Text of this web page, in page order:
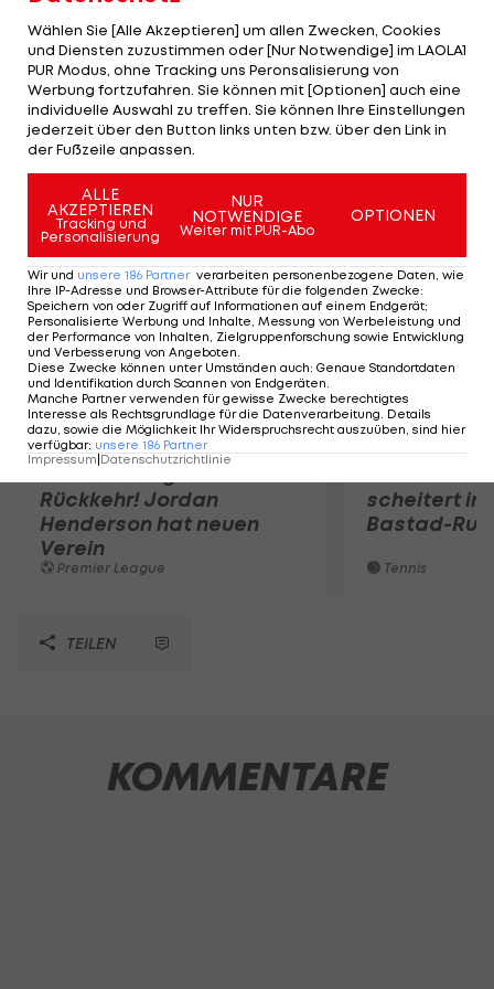
reingebracht, fast wäre ich gestolpert", erinnert
sich der 20-Jährige. Sein "Glücks-Trikot" bekommt
einen Ehrenplatz. Bei Aston Villa wird er jedoch
weiter als Joker agieren. "Hoffentlich bekomme
ich jetzt öfters meine Chance."
Mehr zum Thema
Rückkehr! Jordan
Henderson hat neuen
Verein
Premier League
scheitert in
Bastad-
Tennis
TEILEN
KOMMENTARE
Wählen Sie [Alle Akzeptieren] um allen Zwecken, Cookies
und Diensten zuzustimmen oder [Nur Notwendige] im LAOLA1
PUR Modus, ohne Tracking uns Peronsalisierung von
Werbung fortzufahren. Sie können mit [Optionen] auch eine
individuelle Auswahl zu treffen. Sie können Ihre Einstellungen
jederzeit über den Button links unten bzw. über den Link in
der Fußzeile anpassen.
ALLE
AKZEPTIEREN
Tracking und
Personalisierung
NUR
NOTWENDIGE
Weiter mit PUR-Abo
OPTIONEN
Wir und unsere 186 Partner verarbeiten personenbezogene Daten, wie
Ihre IP-Adresse und Browser-Attribute für die folgenden Zwecke:
Speichern von oder Zugriff auf Informationen auf einem Endgerät;
Personalisierte Werbung und Inhalte, Messung von Werbeleistung und
der Performance von Inhalten, Zielgruppenforschung sowie Entwicklung
und Verbesserung von Angeboten.
Diese Zwecke können unter Umständen auch: Genaue Standortdaten
und Identifikation durch Scannen von Endgeräten.
Manche Partner verwenden für gewisse Zwecke berechtigtes
Interesse als Rechtsgrundlage für die Datenverarbeitung. Details
dazu, sowie die Möglichkeit Ihr Widerspruchsrecht auszuüben, sind hier
verfügbar: unsere 186 Partner
Impressum Datenschutzrichtlinie